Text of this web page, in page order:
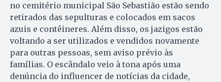
no cemitério municipal São Sebastião estão sendo
retirados das sepulturas e colocados em sacos
azuis e contêineres. Além disso, os jazigos estão
voltando a ser utilizados e vendidos novamente
para outras pessoas, sem aviso prévio às
famílias. O escândalo veio à tona após uma
denúncia do influencer de notícias da cidade,